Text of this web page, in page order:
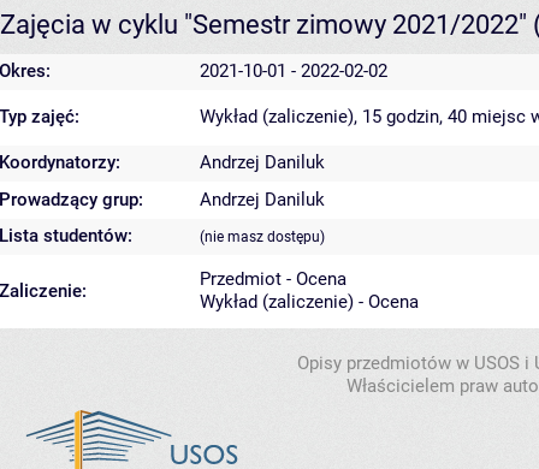
Zajęcia w cyklu "Semestr zimowy 2021/2022"
Okres: 2021-10-01 - 2022-02-02
Typ zajęć: Wykład (zaliczenie), 15 godzin, 40 miejsc
Koordynatorzy:
Andrzej Daniluk
Prowadzący grup:
Andrzej Daniluk
Lista studentów:
(nie masz dostępu)
Zaliczenie:
Przedmiot - Ocena
Wykład (zaliczenie) - Ocena
Opisy przedmiotów w USOS
Właścicielem praw